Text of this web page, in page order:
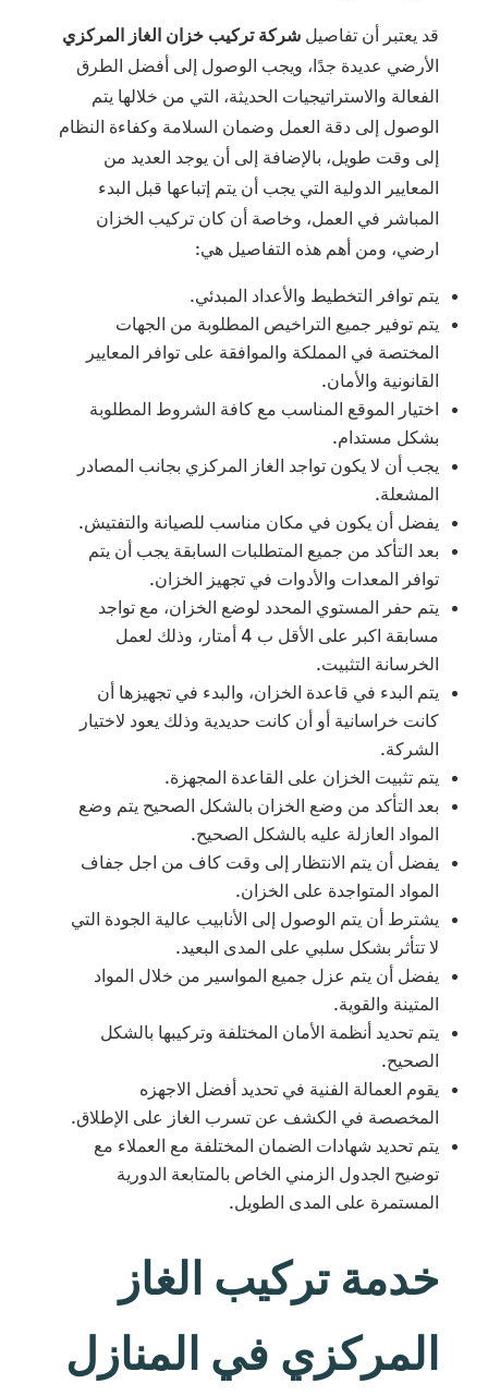
قد يعتبر أن تفاصيل شركة تركيب خزان الغاز المركزي
الأرضي عديدة جدًا، ويجب الوصول إلى أفضل الطرق
الفعالة والاستراتيجيات الحديثة، التي من خلالها يتم
الوصول إلى دقة العمل وضمان السلامة وكفاءة النظام
إلى وقت طويل، بالإضافة إلى أن يوجد العديد من
المعايير الدولية التي يجب أن يتم إتباعها قبل البدء
المباشر في العمل، وخاصة أن كان تركيب الخزان
ارضي، ومن أهم هذه التفاصيل هي:
يتم توافر التخطيط والأعداد المبدئي.
يتم توفير جميع التراخيص المطلوبة من الجهات
المختصة في المملكة والموافقة على توافر المعايير
القانونية والأمان.
اختيار الموقع المناسب مع كافة الشروط المطلوبة
بشكل مستدام.
يجب أن لا يكون تواجد الغاز المركزي بجانب المصادر
المشعلة.
يفضل أن يكون في مكان مناسب للصيانة والتفتيش.
بعد التأكد من جميع المتطلبات السابقة يجب أن يتم
توافر المعدات والأدوات في تجهيز الخزان.
يتم حفر المستوي المحدد لوضع الخزان، مع تواجد
مسابقة اكبر على الأقل ب 4 أمتار، وذلك لعمل
الخرسانة التثبيت.
يتم البدء في قاعدة الخزان، والبدء في تجهيزها أن
كانت خراسانية أو أن كانت حديدية وذلك يعود لاختيار
الشركة.
يتم تثبيت الخزان على القاعدة المجهزة.
بعد التأكد من وضع الخزان بالشكل الصحيح يتم وضع
المواد العازلة عليه بالشكل الصحيح.
يفضل أن يتم الانتظار إلى وقت كاف من اجل جفاف
المواد المتواجدة على الخزان.
يشترط أن يتم الوصول إلى الأنابيب عالية الجودة التي
لا تتأثر بشكل سلبي على المدى البعيد.
يفضل أن يتم عزل جميع المواسير من خلال المواد
المتينة والقوية.
يتم تحديد أنظمة الأمان المختلفة وتركيبها بالشكل
الصحيح.
يقوم العمالة الفنية في تحديد أفضل الاجهزه
المخصصة في الكشف عن تسرب الغاز على الإطلاق.
يتم تحديد شهادات الضمان المختلفة مع العملاء مع
توضيح الجدول الزمني الخاص بالمتابعة الدورية
المستمرة على المدى الطويل.
خدمة تركيب الغاز
المركزي في المنازل